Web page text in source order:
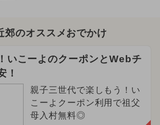
郊のオススメおでかけ
いこーよのクーポンとWebチ
！
親子三世代で楽しもう！い
こーよクーポン利用で祖父
母入村無料◎